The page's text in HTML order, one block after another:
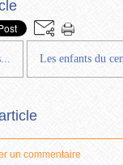
Les enfants du
un commentaire